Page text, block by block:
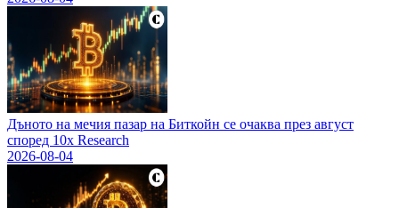
Дъното на мечия пазар на Биткойн се очаква през август
според 10x Research
2026-08-04